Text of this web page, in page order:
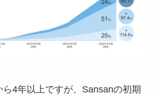
4年以上ですが、Sansanの初期